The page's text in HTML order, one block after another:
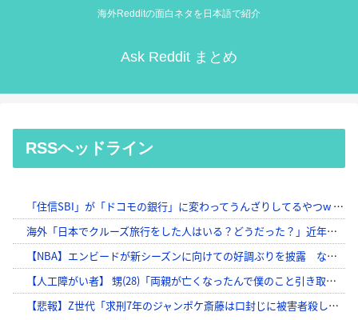
海外Redditの面白ネタを日本語で紹介
Ask Reddit まとめ
RSSヘッドライン